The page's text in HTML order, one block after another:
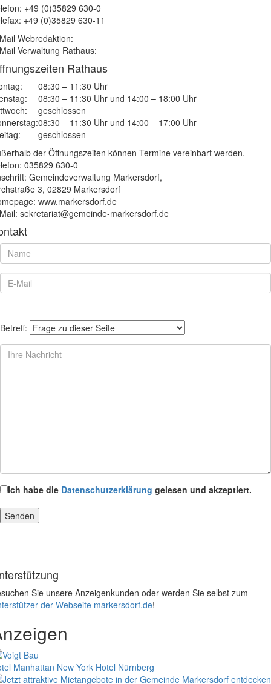
+49 (0)35829 630-0
+49 (0)35829 630-11
Webredaktion:
Verwaltung Rathaus:
Rathaus
08:30 – 11:30 Uhr
08:30 – 11:30 Uhr und 14:00 – 18:00 Uhr
geschlossen
08:30 – 11:30 Uhr und 14:00 – 17:00 Uhr
geschlossen
der Öffnungszeiten können Termine vereinbart werden.
035829 630-0
Gemeindeverwaltung Markersdorf,
3, 02829 Markersdorf
www.markersdorf.de
sekretariat@gemeinde-markersdorf.de
Betreff:
Ich habe die Datenschutzerklärung gelesen und akzeptiert.
Sie unsere Anzeigenkunden oder werden Sie selbst zum
der Webseite markersdorf.de!
Manhattan New York Hotel Nürnberg